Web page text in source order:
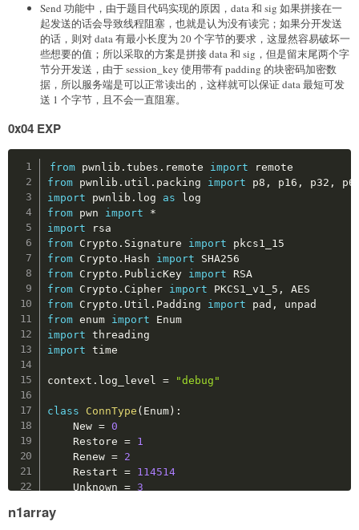
Send 功能中，由于题目代码实现的原因，data 和 sig 如果拼接在一
起发送的话会导致线程阻塞，也就是认为没有读完；如果分开发送
的话，则对 data 有最小长度为 20 个字节的要求，这显然容易破坏一
些想要的值；所以采取的方案是拼接 data 和 sig，但是留末尾两个字
节分开发送，由于 session_key 使用带有 padding 的块密码加密数
据，所以服务端是可以正常读出的，这样就可以保证 data 最短可发
送 1 个字节，且不会一直阻塞。
0x04 EXP
from pwnlib .tubes . remote import
from pwnlib . util . packing import p8 , p16 , p32 ,
import pwnlib . log as
from pwn import
*
import
from Crypto . Signature import
from Crypto .Hash import
from Crypto . PublicKey import
from Crypto . Cipher import PKCS1_v1_5 ,
from Crypto . Util . Padding import pad ,
from enum import
import
import time
context . log_level = "debug"
class ConnType ( Enum ) :
    New
= 0
    Restore
= 1
    Renew
= 2
    Restart
= 114514
    Unknown
= 3
class
n1array